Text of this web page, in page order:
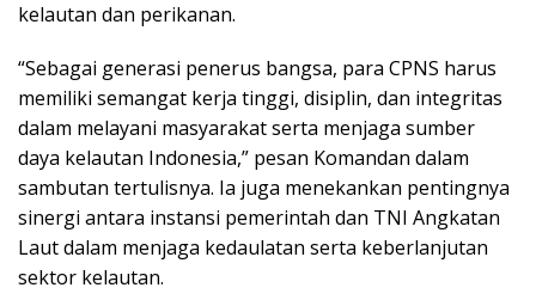
kelautan dan perikanan.
“Sebagai generasi penerus bangsa, para CPNS harus
memiliki semangat kerja tinggi, disiplin, dan integritas
dalam melayani masyarakat serta menjaga sumber
daya kelautan Indonesia,” pesan Komandan dalam
sambutan tertulisnya. Ia juga menekankan pentingnya
sinergi antara instansi pemerintah dan TNI Angkatan
Laut dalam menjaga kedaulatan serta keberlanjutan
sektor kelautan.